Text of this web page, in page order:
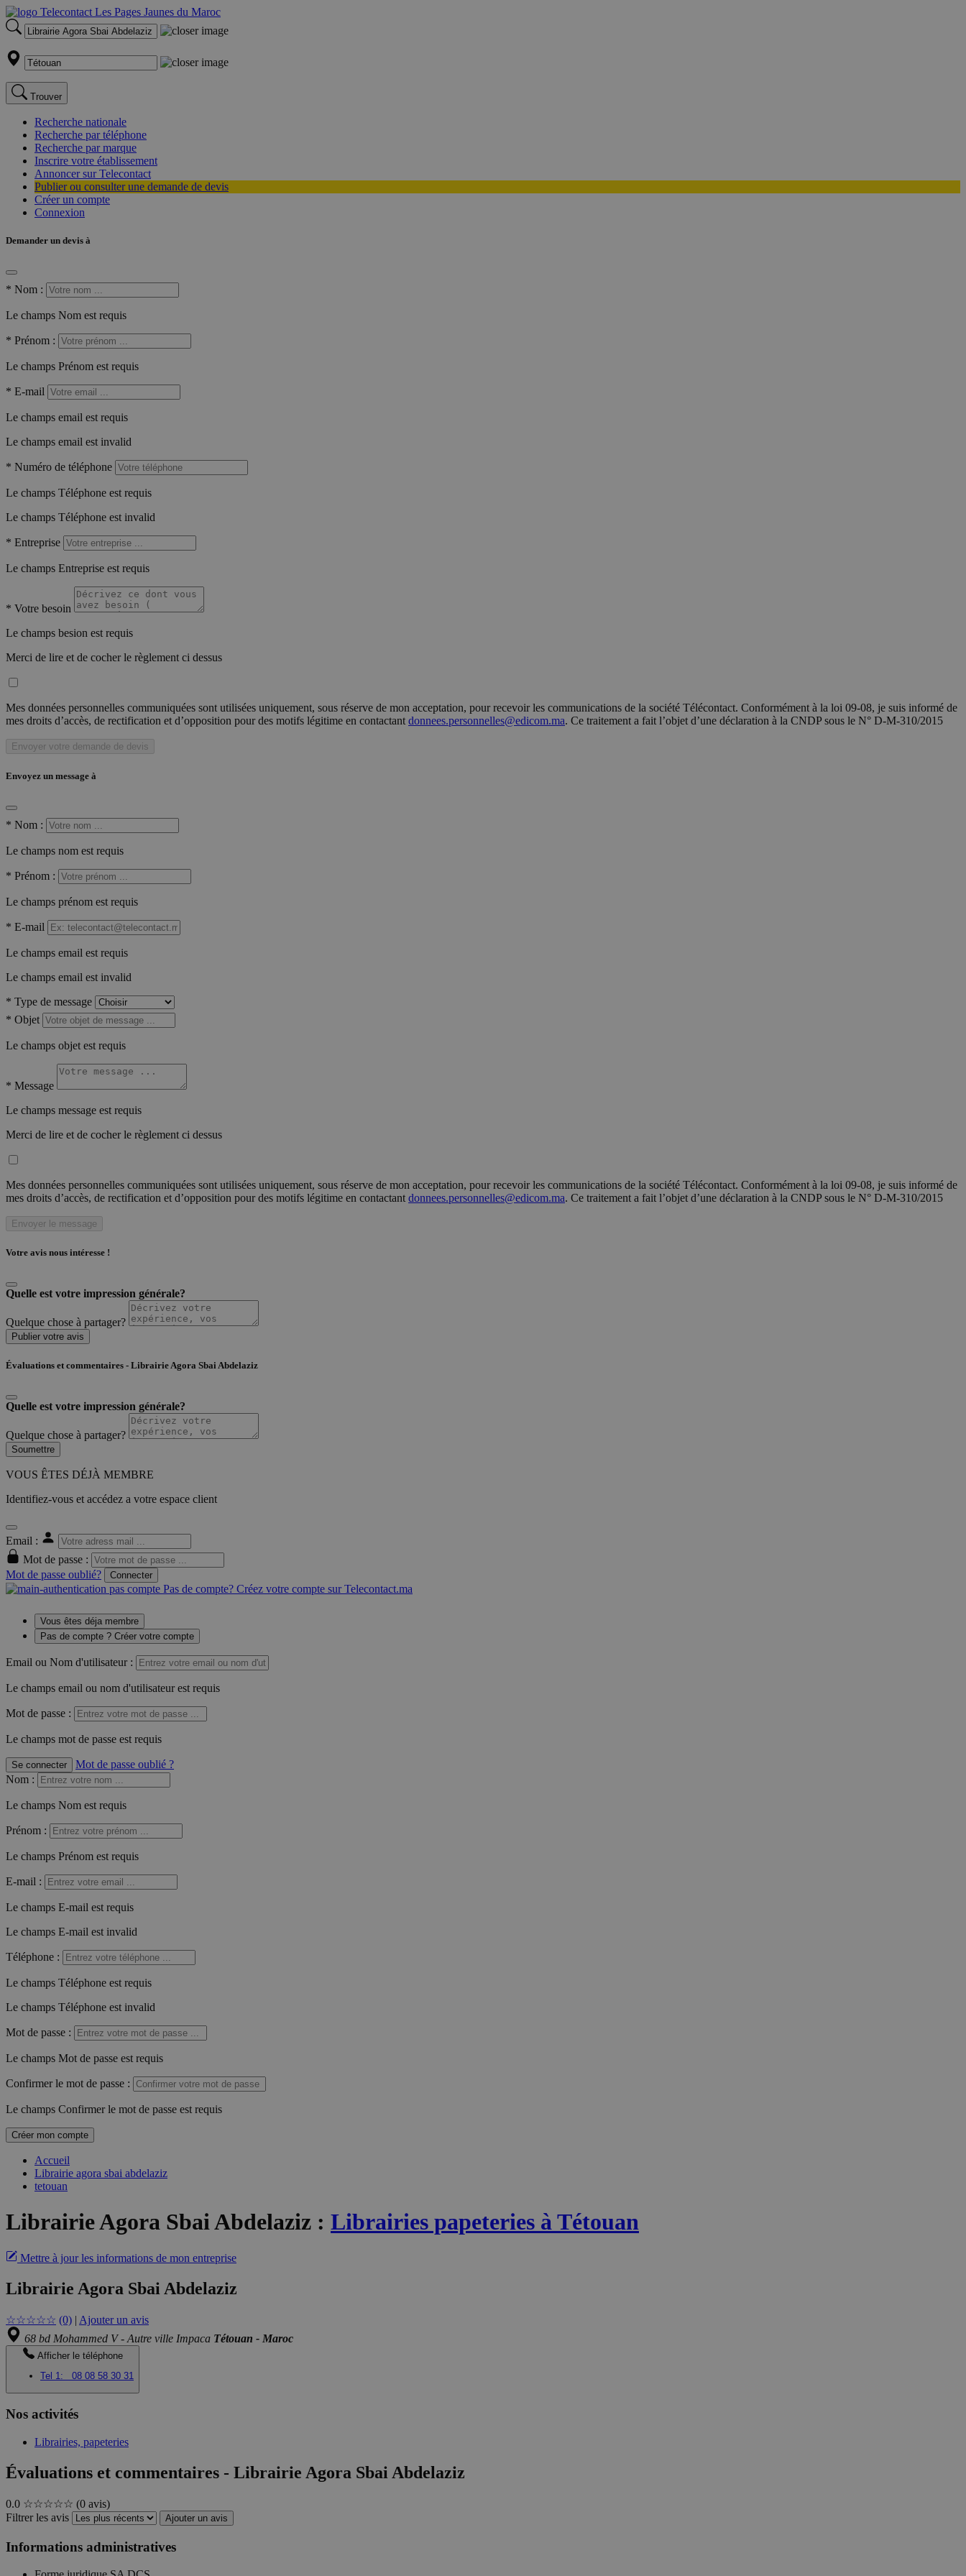
Trouver
Recherche nationale
Recherche par téléphone
Recherche par marque
Inscrire votre établissement
Annoncer sur Telecontact
Publier ou consulter une demande de devis
Créer un compte
Connexion
Demander un devis à
* Nom :
Le champs Nom est requis
* Prénom :
Le champs Prénom est requis
* E-mail
Le champs email est requis
Le champs email est invalid
* Numéro de téléphone
Le champs Téléphone est requis
Le champs Téléphone est invalid
* Entreprise
Le champs Entreprise est requis
* Votre besoin
Le champs besion est requis
Merci de lire et de cocher le règlement ci dessus
Mes données personnelles communiquées sont utilisées uniquement, sous réserve de mon acceptation, pour recevoir les communications de la société Télécontact. Conformément à la loi 09-08, je suis informé de
mes droits d’accès, de rectification et d’opposition pour des motifs légitime en contactant donnees.personnelles@edicom.ma. Ce traitement a fait l’objet d’une déclaration à la CNDP sous le N° D-M-310/2015
Envoyer votre demande de devis
Envoyez un message à
* Nom :
Le champs nom est requis
* Prénom :
Le champs prénom est requis
* E-mail
Le champs email est requis
Le champs email est invalid
* Type de message
* Objet
Le champs objet est requis
* Message
Le champs message est requis
Merci de lire et de cocher le règlement ci dessus
Mes données personnelles communiquées sont utilisées uniquement, sous réserve de mon acceptation, pour recevoir les communications de la société Télécontact. Conformément à la loi 09-08, je suis informé de
mes droits d’accès, de rectification et d’opposition pour des motifs légitime en contactant donnees.personnelles@edicom.ma. Ce traitement a fait l’objet d’une déclaration à la CNDP sous le N° D-M-310/2015
Envoyer le message
Votre avis nous intéresse !
Quelle est votre impression générale?
Quelque chose à partager?
Publier votre avis
Évaluations et commentaires - Librairie Agora Sbai Abdelaziz
Quelle est votre impression générale?
Quelque chose à partager?
Soumettre
VOUS ÊTES DÉJÀ MEMBRE
Identifiez-vous et accédez a votre espace client
Email :
Mot de passe :
Mot de passe oublié?
Connecter
Pas de compte? Créez votre compte sur Telecontact.ma
Vous êtes déja membre
Pas de compte ? Créer votre compte
Email ou Nom d'utilisateur :
Le champs email ou nom d'utilisateur est requis
Mot de passe :
Le champs mot de passe est requis
Se connecter
Mot de passe oublié ?
Nom :
Le champs Nom est requis
Prénom :
Le champs Prénom est requis
E-mail :
Le champs E-mail est requis
Le champs E-mail est invalid
Téléphone :
Le champs Téléphone est requis
Le champs Téléphone est invalid
Mot de passe :
Le champs Mot de passe est requis
Confirmer le mot de passe :
Le champs Confirmer le mot de passe est requis
Créer mon compte
Accueil
Librairie agora sbai abdelaziz
tetouan
Librairie Agora Sbai Abdelaziz : Librairies papeteries à Tétouan
Mettre à jour les informations de mon entreprise
Librairie Agora Sbai Abdelaziz
☆☆☆☆☆ (0) | Ajouter un avis
68 bd Mohammed V - Autre ville Impaca Tétouan - Maroc
Afficher le téléphone
Tel 1:
08 08 58 30 31
Nos activités
Librairies, papeteries
Évaluations et commentaires - Librairie Agora Sbai Abdelaziz
0.0 ☆☆☆☆☆ (0 avis)
Filtrer les avis
Ajouter un avis
Informations administratives